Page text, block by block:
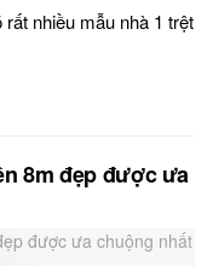
nhiều mẫu nhà 1 trệt
8m đẹp được ưa